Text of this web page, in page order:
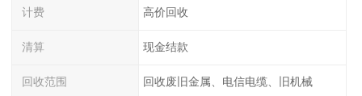
计费 高价回收
清算 现金结款
回收范围 回收废旧金属、电信电缆、旧机械